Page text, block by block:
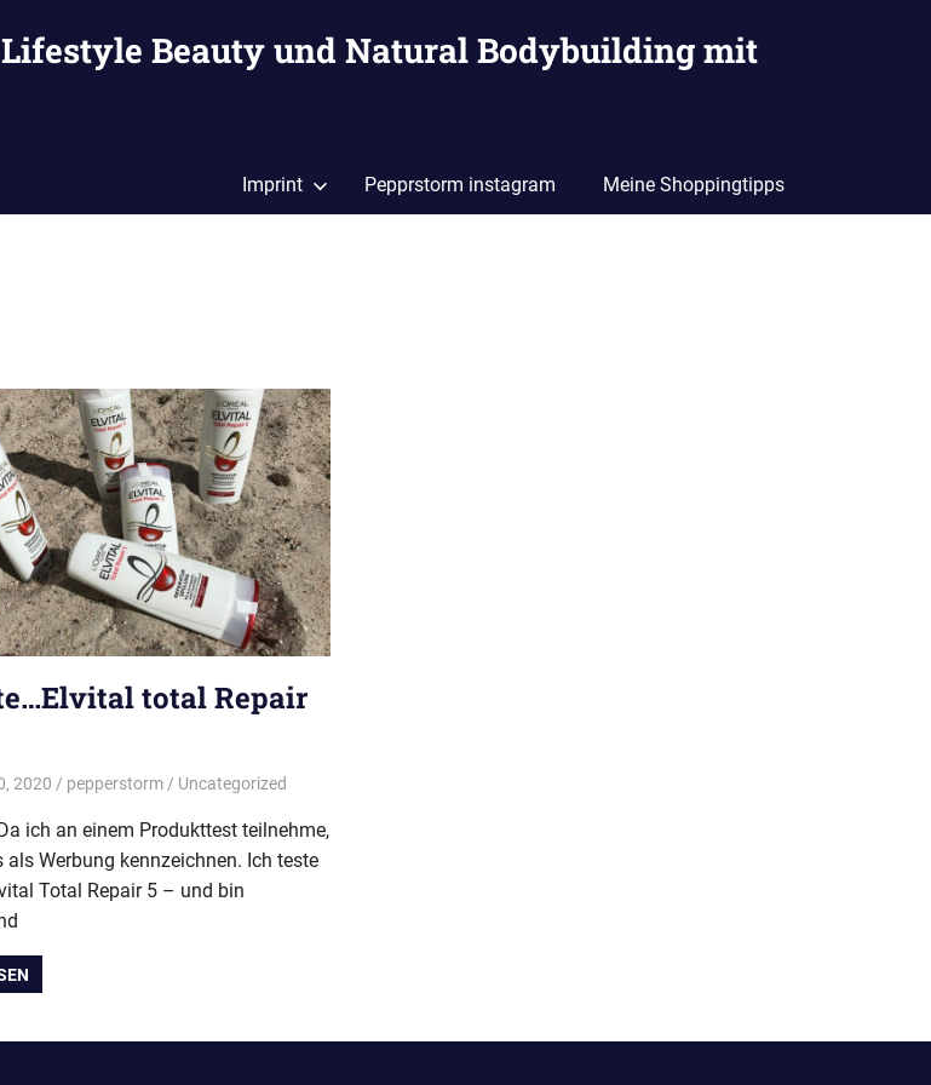
Beauty und Natural Bodybuilding mit
Imprint Pepprstorm instagram Meine Shoppingtipps
total Repair
2020 pepperstorm Uncategorized
ich an einem Produkttest teilnehme,
als Werbung kennzeichnen. Ich teste
Total Repair 5 – und bin